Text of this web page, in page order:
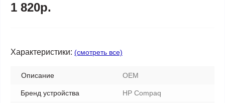
1 820р.
Характеристики: (смотреть все)
Описание OEM
Бренд устройства HP Compaq